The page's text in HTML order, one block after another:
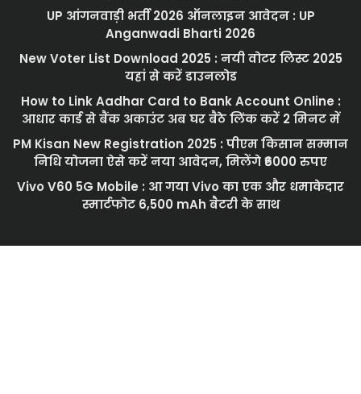
UP आंगनवाड़ी भर्ती 2026 ऑनलाइन आवेदन : UP
Anganwadi Bharti 2026
New Voter List Download 2025 : नयी वोटर लिस्ट 2025
यहां से करें डाउनलोड
How to Link Aadhar Card to Bank Account Online :
आधार कार्ड से बैंक अकाउंट अब घर बैठे लिंक करें 2 मिनट में
PM Kisan New Registration 2025 : पीएम किसान सम्मान
निधि योजना ऐसे करें नया आवेदन, मिलेंगे ₹6000 रुपए
Vivo V60 5G Mobile : आ गया Vivo का एक और धमाकेदार
स्मार्टफोट 6,500 mAh बैटरी के साथ